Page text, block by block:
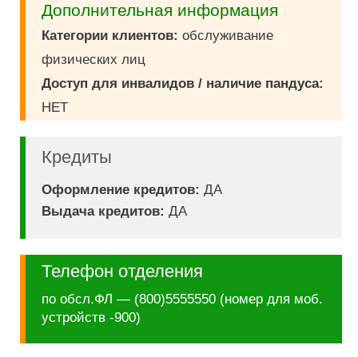
Дополнительная информация
Категории клиентов: обслуживание
физических лиц
Доступ для инвалидов / наличие пандуса:
НЕТ
Кредиты
Оформление кредитов: ДА
Выдача кредитов: ДА
Телефон отделения
по обсл.ФЛ — (800)5555550 (номер для моб.
устройств -900)